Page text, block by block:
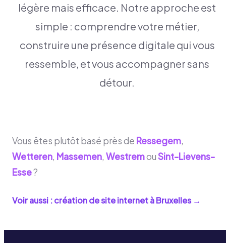
légère mais efficace. Notre approche est
simple : comprendre votre métier,
construire une présence digitale qui vous
ressemble, et vous accompagner sans
détour.
Vous êtes plutôt basé près de Ressegem,
Wetteren, Massemen, WestremouSint-Lievens-
Esse?
Voir aussi : création de site internet àBruxelles→